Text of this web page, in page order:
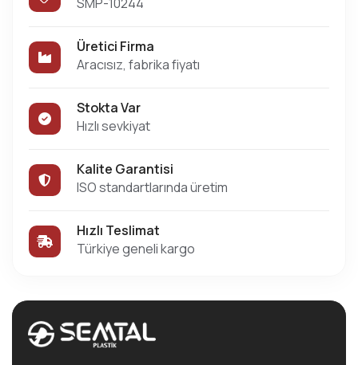
Üretici Firma
Aracısız, fabrika fiyatı
Stokta Var
Hızlı sevkiyat
Kalite Garantisi
ISO standartlarında üretim
Hızlı Teslimat
Türkiye geneli kargo